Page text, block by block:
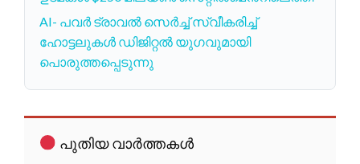
AI- പവർ ട്രാവൽ സെർച്ച് സ്വീകരിച്ച്
ഹോട്ടലുകൾ ഡിജിറ്റൽ യുഗവുമായി
പൊരുത്തപ്പെടുന്നു
പുതിയ വാർത്തകൾ